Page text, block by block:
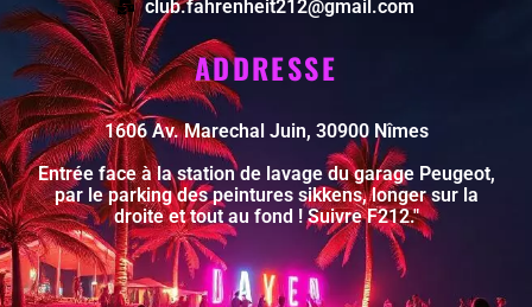
club.fahrenheit212@gmail.com
ADDRESSE
1606 Av. Marechal Juin, 30900 Nîmes
Entrée face à la station de lavage du garage Peugeot,
par le parking des peintures sikkens, longer sur la
droite et tout au fond ! Suivre F212."